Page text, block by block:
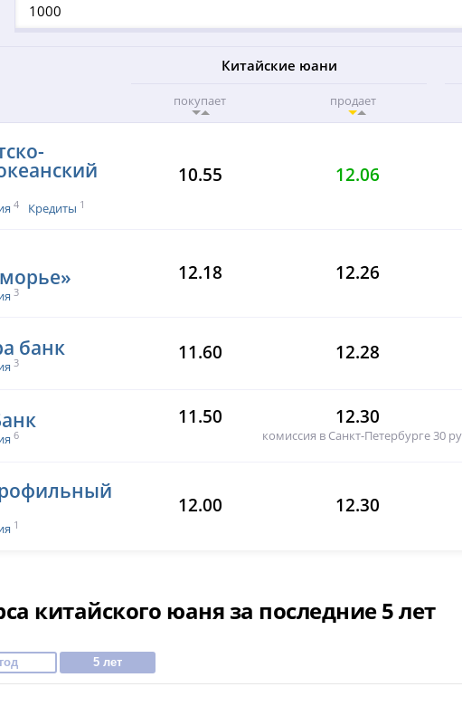
Китайские юани
покупает продает
4 Кредиты 1
10.55 12.06
3
12.18 12.26
банк
3 11.60 12.28
6
11.50 12.30
комиссия в Санкт-Петербурге 30
1
12.00 12.30
китайского юаня за последние 5 лет
год 5 лет